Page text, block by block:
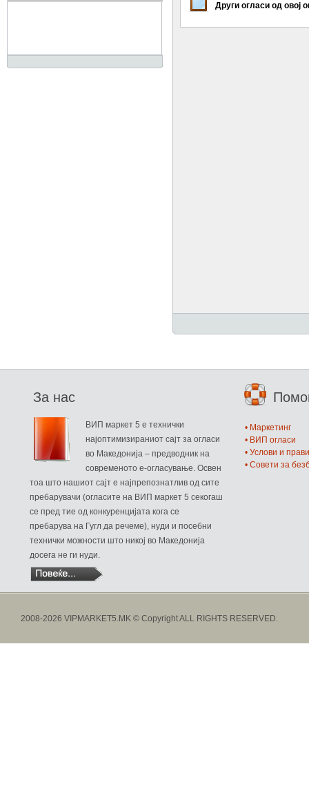
Други огласи од овој
За нас
ВИП маркет 5 е технички
најоптимизираниот сајт за огласи
во Македонија – предводник на
современото е-огласување. Освен
тоа што нашиот сајт е најпрепознатлив од сите
пребарувачи (огласите на ВИП маркет 5 секогаш
се пред тие од конкуренцијата кога се
пребарува на Гугл да речеме), нуди и посебни
технички можности што никој во Македонија
досега не ги нуди.
• Маркетинг
• ВИП огласи
• Услови и
• Совети за
2008-2026 VIPMARKET5.MK © Copyright ALL RIGHTS RESERVED.